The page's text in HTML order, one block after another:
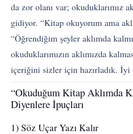
da zor olanı var; okuduklarımız
gidiyor. “Kitap okuyorum ama
“Öğrendiğim şeyler aklımda
okuduklarımızın aklımızda
içeriğini sizler için hazırladık.
“Okuduğum Kitap Aklımda
Diyenlere İpuçları
1) Söz Uçar Yazı Kalır